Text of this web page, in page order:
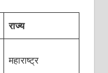
राज्य
महाराष्ट्र